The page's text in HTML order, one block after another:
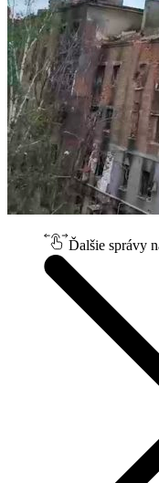
Ďalšie správy